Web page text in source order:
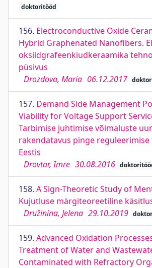
doktoritööd
156. Electroconductive Oxide
Hybrid Graphenated Nanofibers.
oksiidgrafeenkiudkeraamika
püsivus
Drozdova, Maria 06.12.2017
157. Demand Side Management
Viability for Voltage Support
Tarbimise juhtimise võimaluste
rakendatavus pinge reguleerimise
Eestis
Drovtar, Imre 30.08.2016
158. A Sign-Theoretic Study of
Kujutluse märgiteoreetiline
Družinina, Jelena 29.10.2019
159. Advanced Oxidation
Treatment of Water and
Contaminated with Refractory